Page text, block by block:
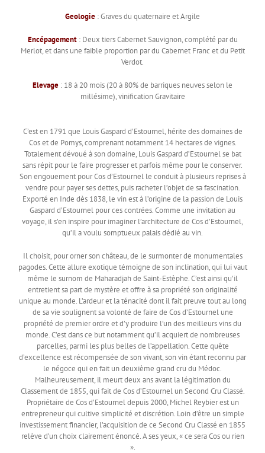
Geologie : Graves du quaternaire et Argile
Encépagement : Deux tiers Cabernet Sauvignon, complété par du
Merlot, et dans une faible proportion par du Cabernet Franc et du Petit
Verdot.
Elevage : 18 à 20 mois (20 à 80% de barriques neuves selon le
millésime), vinification Gravitaire
C’est en 1791 que Louis Gaspard d’Estournel, hérite des domaines de
Cos et de Pomys, comprenant notamment 14 hectares de vignes.
Totalement dévoué à son domaine, Louis Gaspard d’Estournel se bat
sans répit pour le faire progresser et parfois même pour le conserver.
Son engouement pour Cos d’Estournel le conduit à plusieurs reprises à
vendre pour payer ses dettes, puis racheter l’objet de sa fascination.
Exporté en Inde dès 1838, le vin est à l’origine de la passion de Louis
Gaspard d’Estournel pour ces contrées. Comme une invitation au
voyage, il s’en inspire pour imaginer l’architecture de Cos d’Estournel,
qu’il a voulu somptueux palais dédié au vin.
Il choisit, pour orner son château, de le surmonter de monumentales
pagodes. Cette allure exotique témoigne de son inclination, qui lui vaut
même le surnom de Maharadjah de Saint-Estèphe. C’est ainsi qu’il
entretient sa part de mystère et offre à sa propriété son originalité
unique au monde. L’ardeur et la ténacité dont il fait preuve tout au long
de sa vie soulignent sa volonté de faire de Cos d’Estournel une
propriété de premier ordre et d’y produire l’un des meilleurs vins du
monde. C’est dans ce but notamment qu’il acquiert de nombreuses
parcelles, parmi les plus belles de l’appellation. Cette quête
d’excellence est récompensée de son vivant, son vin étant reconnu par
le négoce qui en fait un deuxième grand cru du Médoc.
Malheureusement, il meurt deux ans avant la légitimation du
Classement de 1855, qui fait de Cos d’Estournel un Second Cru Classé.
Propriétaire de Cos d’Estournel depuis 2000, Michel Reybier est un
entrepreneur qui cultive simplicité et discrétion. Loin d’être un simple
investissement financier, l’acquisition de ce Second Cru Classé en 1855
relève d’un choix clairement énoncé. A ses yeux, « ce sera Cos ou rien
».